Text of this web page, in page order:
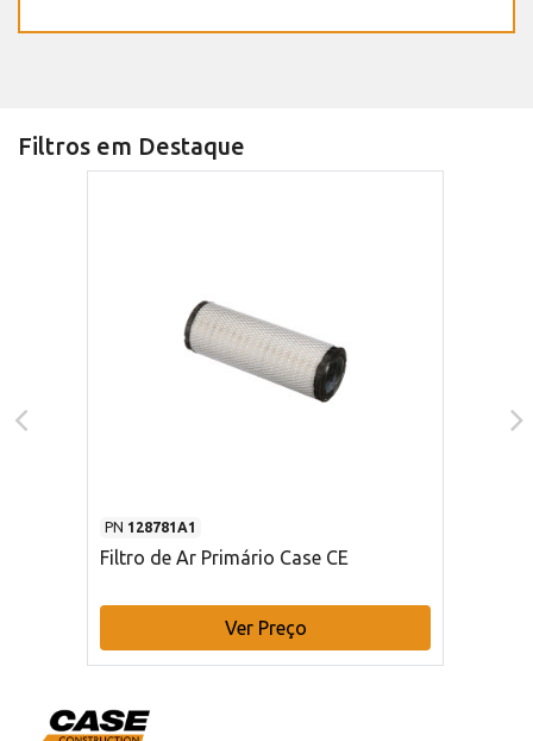
Filtros em Destaque
PN 128781A1
Filtro de Ar Primário Case CE
Ver Preço